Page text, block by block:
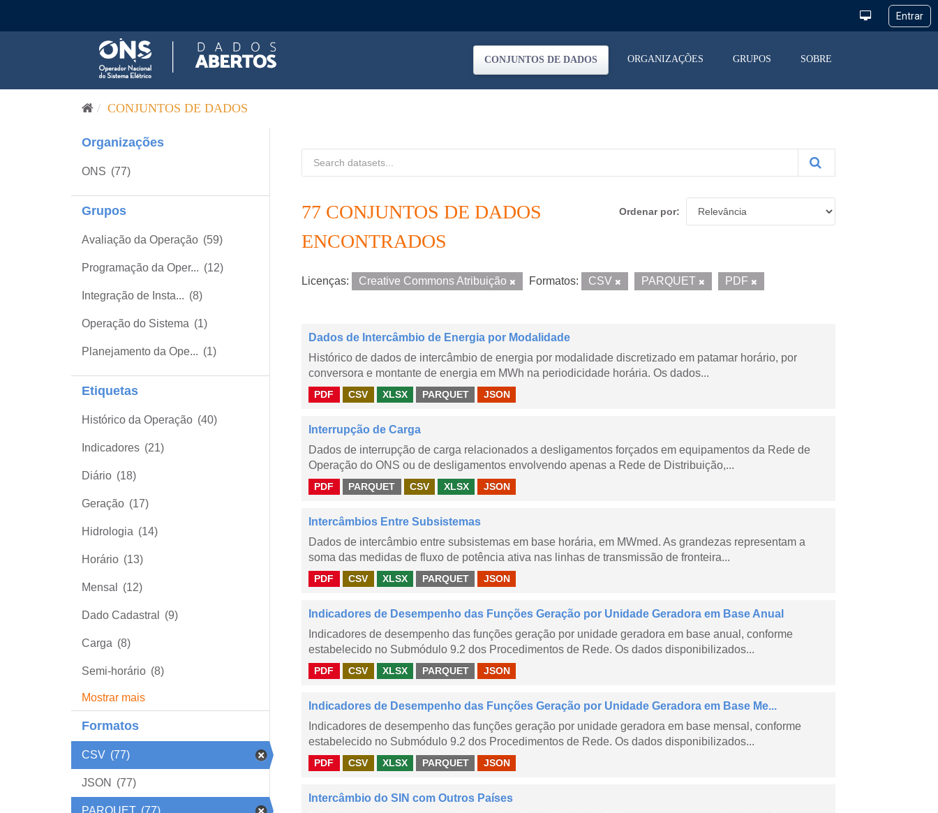
CONJUNTOS DE DADOS ORGANIZAÇÕES GRUPOS SOBRE
CONJUNTOS DE DADOS
Organizações
ONS (77)
Grupos
Avaliação da Operação (59)
Programação da Oper... (12)
Integração de Insta... (8)
Operação do Sistema (1)
Planejamento da Ope... (1)
Etiquetas
Histórico da Operação (40)
Indicadores (21)
Diário (18)
Geração (17)
Hidrologia (14)
Horário (13)
Mensal (12)
Dado Cadastral (9)
Carga (8)
Semi-horário (8)
Mostrar mais
Formatos
CSV (77)
JSON (77)
PARQUET (77)
Ordenar por
77 CONJUNTOS DE DADOS
ENCONTRADOS
Licenças: Creative Commons Atribuição Formatos: CSV PARQUET PDF
Dados de Intercâmbio de Energia por Modalidade
Histórico de dados de intercâmbio de energia por modalidade discretizado em patamar horário, por
conversora e montante de energia em MWh na periodicidade horária. Os dados...
PDF CSV XLSX PARQUET JSON
Interrupção de Carga
Dados de interrupção de carga relacionados a desligamentos forçados em equipamentos da Rede de
Operação do ONS ou de desligamentos envolvendo apenas a Rede de Distribuição,...
PDF PARQUET CSV XLSX JSON
Intercâmbios Entre Subsistemas
Dados de intercâmbio entre subsistemas em base horária, em MWmed. As grandezas representam a
soma das medidas de fluxo de potência ativa nas linhas de transmissão de fronteira...
PDF CSV XLSX PARQUET JSON
Indicadores de Desempenho das Funções Geração por Unidade Geradora em Base Anual
Indicadores de desempenho das funções geração por unidade geradora em base anual, conforme
estabelecido no Submódulo 9.2 dos Procedimentos de Rede. Os dados disponibilizados...
PDF CSV XLSX PARQUET JSON
Indicadores de Desempenho das Funções Geração por Unidade Geradora em Base Me...
Indicadores de desempenho das funções geração por unidade geradora em base mensal, conforme
estabelecido no Submódulo 9.2 dos Procedimentos de Rede. Os dados disponibilizados...
PDF CSV XLSX PARQUET JSON
Intercâmbio do SIN com Outros Países